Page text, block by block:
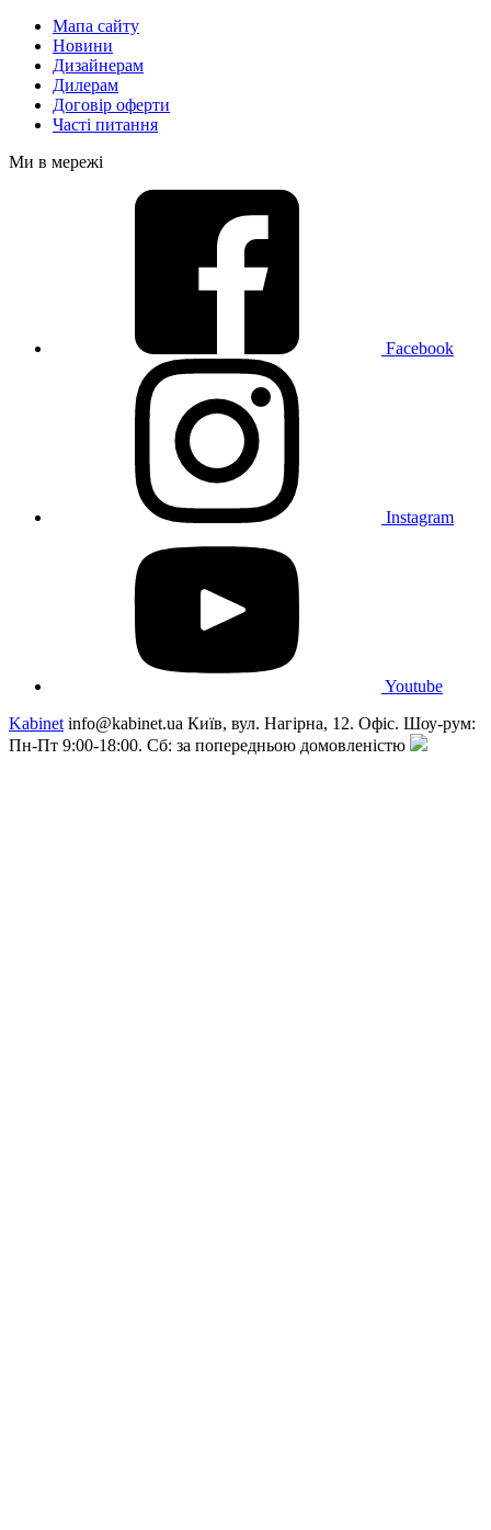
Мапа сайту
Новини
Дизайнерам
Дилерам
Договір оферти
Часті питання
Ми в мережі
Facebook
Instagram
Youtube
Kabinet info@kabinet.ua Київ, вул. Нагірна, 12. Офіс. Шоу-рум:
Пн-Пт 9:00-18:00. Сб: за попередньою домовленістю